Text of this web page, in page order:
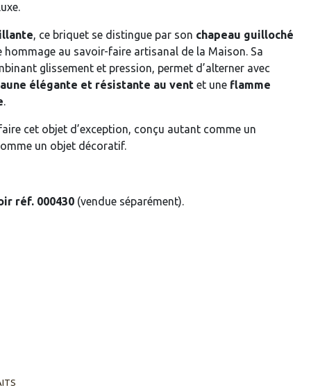
, ce briquet se distingue par son chapeau guilloché
hommage au savoir-faire artisanal de la Maison. Sa
glissement et pression, permet d’alterner avec
élégante et résistante au vent et une flamme
.
cet objet d’exception, conçu autant comme un
un objet décoratif.
réf. 000430 (vendue séparément).